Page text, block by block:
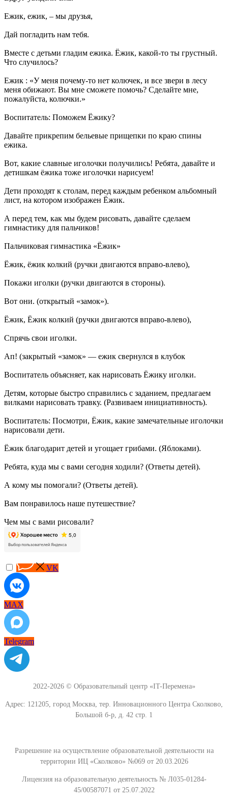
Ежик, ежик, – мы друзья,
Дай погладить нам тебя.
Вместе с детьми гладим ежика. Ёжик, какой-то ты грустный.
Что случилось?
Ежик : «У меня почему-то нет колючек, и все звери в лесу
меня обижают. Вы мне сможете помочь? Сделайте мне,
пожалуйста, колючки.»
Воспитатель: Поможем Ёжику?
Давайте прикрепим бельевые прищепки по краю спины
ежика.
Вот, какие славные иголочки получились! Ребята, давайте и
детишкам ёжика тоже иголочки нарисуем!
Дети проходят к столам, перед каждым ребенком альбомный
лист, на котором изображен Ёжик.
А перед тем, как мы будем рисовать, давайте сделаем
гимнастику для пальчиков!
Пальчиковая гимнастика «Ёжик»
Ёжик, ёжик колкий (ручки двигаются вправо-влево),
Покажи иголки (ручки двигаются в стороны).
Вот они. (открытый «замок»).
Ёжик, Ёжик колкий (ручки двигаются вправо-влево),
Спрячь свои иголки.
Ап! (закрытый «замок» — ежик свернулся в клубок
Воспитатель объясняет, как нарисовать Ёжику иголки.
Детям, которые быстро справились с заданием, предлагаем
вилками нарисовать травку. (Развиваем инициативность).
Воспитатель: Посмотри, Ёжик, какие замечательные иголочки
нарисовали дети.
Ёжик благодарит детей и угощает грибами. (Яблоками).
Ребята, куда мы с вами сегодня ходили? (Ответы детей).
А кому мы помогали? (Ответы детей).
Вам понравилось наше путешествие?
Чем мы с вами рисовали?
VK
MAX
Telegram
2022-2026 © Образовательный центр «IT-Перемена»
Адрес: 121205, город Москва, тер. Инновационного Центра Сколково,
Большой б-р, д. 42 стр. 1
Разрешение на осуществление образовательной деятельности на
территории ИЦ «Сколково» №069 от 20.03.2026
Лицензия на образовательную деятельность № Л035-01284-
45/00587071 от 25.07.2022